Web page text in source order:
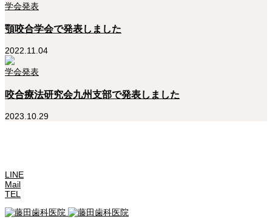
学会発表
顎咬合学会で発表しました
2022.11.04
学会発表
咬合療法研究会九州支部で発表しました
2023.10.29
LINE
Mail
TEL